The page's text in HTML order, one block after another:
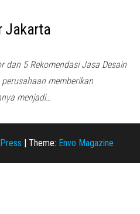
Jakarta
dan 5 Rekomendasi Jasa Desain
memberikan
menjadi…
| Theme: Envo Magazine